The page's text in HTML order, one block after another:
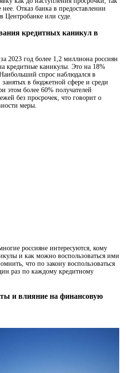
Отказ банка в предоставлении
Центробанке или суде.
кредитных каникул в
2023 год более 1,2 миллиона россиян
кредитные каникулы. Это на 18%
спрос наблюдался в
занятых в бюджетной сфере и среди
этом более 60% получателей
без просрочек, что говорит о
меры.
россияне интересуются, кому
и как можно воспользоваться ими
что по закону воспользоваться
раз по каждому кредитному
и влияние на финансовую